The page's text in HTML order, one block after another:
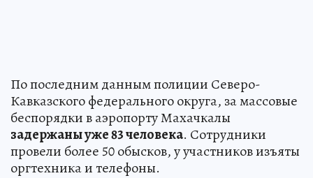
По последним данным полиции Северо-
Кавказского федерального округа, за массовые
беспорядки в аэропорту Махачкалы
задержаны уже 83 человека. Сотрудники
провели более 50 обысков, у участников изъяты
оргтехника и телефоны.